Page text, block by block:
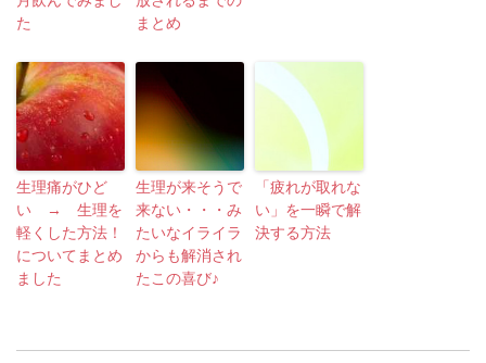
た
まとめ
生理痛がひど
い → 生理を
軽くした方法！
についてまとめ
ました
生理が来そうで
来ない・・・み
たいなイライラ
からも解消され
たこの喜び♪
「疲れが取れな
い」を一瞬で解
決する方法